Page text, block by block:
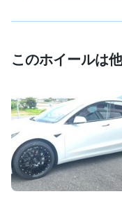
このホイールは